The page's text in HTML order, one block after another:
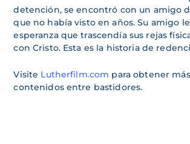
detención, se encontró con un amigo
que no había visto en años. Su amigo
esperanza que trascendía sus rejas
con Cristo. Esta es la historia de
Visite Lutherfilm.com para obtener
contenidos entre bastidores.